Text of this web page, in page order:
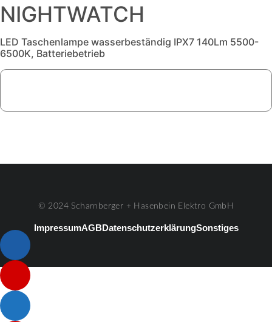
NIGHTWATCH
LED Taschenlampe wasserbeständig IPX7 140Lm 5500-
6500K, Batteriebetrieb
© 2024 Scharnberger + Hasenbein Elektro GmbH
ImpressumAGBDatenschutzerklärungSonstiges
Listenelement #1
Listenelement